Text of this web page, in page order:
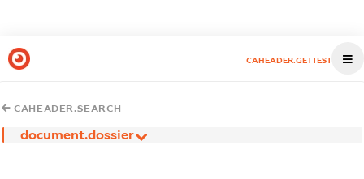
CAHEADER.GETTEST
CAHEADER.SEARCH
document.dossier